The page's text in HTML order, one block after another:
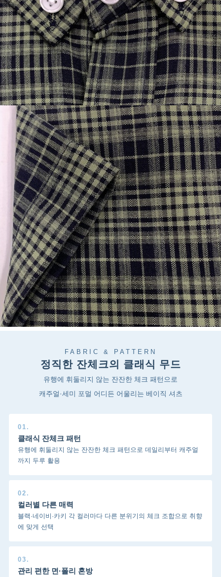
FABRIC & PATTERN
정직한 잔체크의 클래식 무드
유행에 휘둘리지 않는 잔잔한 체크 패턴으로
캐주얼·세미 포멀 어디든 어울리는 베이직 셔츠
01.
클래식 잔체크 패턴
유행에 휘둘리지 않는 잔잔한 체크 패턴으로 데일리부터 캐주얼
까지 두루 활용
02.
컬러별 다른 매력
블랙·네이비·카키 각 컬러마다 다른 분위기의 체크 조합으로 취향
에 맞게 선택
03.
관리 편한 면·폴리 혼방